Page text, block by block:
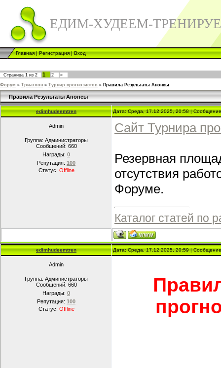
ЕДИМ-ХУДЕЕМ-
Главная|Регистрация|Вход
Страница 1 из 2 1 2
»
Форум » Триатлон » Турнир прогнозистов » Правила Результаты Анонсы
Правила Результаты Анонсы
edimhudeemtren Дата: Среда, 17.12.2025, 20:58 |
Admin
Группа: Администраторы
Сообщений: 660
Награды: 0
Репутация: 100
Статус: Offline
Сайт Турнира
Резервная
отсутствия
Форуме.
Каталог статей по
edimhudeemtren Дата: Среда, 17.12.2025, 20:59 |
Admin
Группа: Администраторы
Сообщений: 660
Награды: 0
Репутация: 100
Статус: Offline